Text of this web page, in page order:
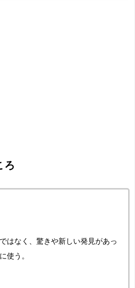
ろ
はなく、驚きや新しい発見があっ
使う。